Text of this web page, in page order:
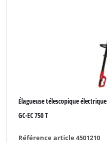
Élagueuse télescopique électrique
GC-EC 750 T
Référence article 4501210